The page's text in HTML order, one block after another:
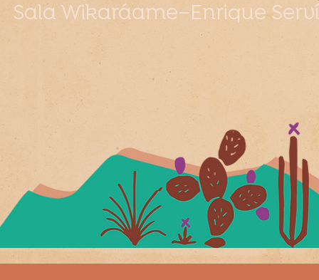
Sala Wikaráame–Enrique